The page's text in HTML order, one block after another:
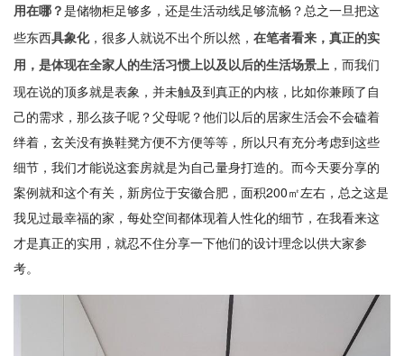
用在哪？ 是储物柜足够多，还是生活动线足够流畅？总之一旦把这
些东西具象化，很多人就说不出个所以然， 在笔者看来，真正的实
用，是体现在全家人的生活习惯上以及以后的生活场景上 ，而我们
现在说的顶多就是表象，并未触及到真正的内核，比如你兼顾了自
己的需求，那么孩子呢？父母呢？他们以后的居家生活会不会磕着
绊着，玄关没有换鞋凳方便不方便等等，所以只有充分考虑到这些
细节，我们才能说这套房就是为自己量身打造的。而今天要分享的
案例就和这个有关，新房位于安徽合肥，面积200㎡左右，总之这是
我见过最幸福的家，每处空间都体现着人性化的细节，在我看来这
才是真正的实用，就忍不住分享一下他们的设计理念以供大家参
考。